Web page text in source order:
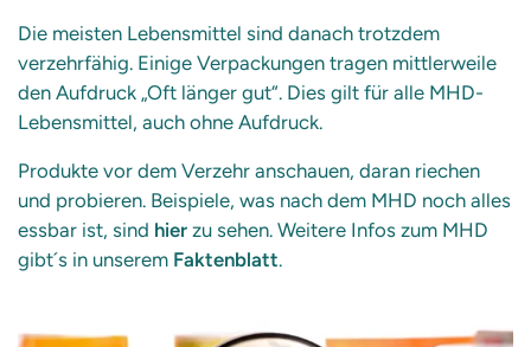
Die meisten Lebensmittel sind danach trotzdem
verzehrfähig. Einige Verpackungen tragen mittlerweile
den Aufdruck „Oft länger gut“. Dies gilt für alle MHD-
Lebensmittel, auch ohne Aufdruck.
Produkte vor dem Verzehr anschauen, daran riechen
und probieren. Beispiele, was nach dem MHD noch alles
essbar ist, sind hier zu sehen. Weitere Infos zum MHD
gibt´s in unserem Faktenblatt.